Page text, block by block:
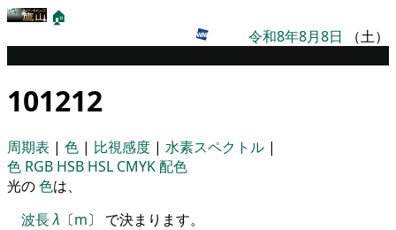
🏠
令和8年8月8日 （土）
101212
周期表 | 色 | 比視感度 | 水素スペクトル |
色 RGB HSB HSL CMYK配色
光の色は、
波長λ 〔m〕 で決まります。